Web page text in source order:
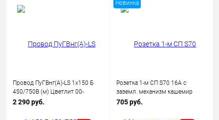
Провод ПуГВнг(А)-LS 1х150 Б
450/750В (м) Цветлит 00-
00130523
2 290 руб.
Новинка
Розетка 1-м СП S70 16А с
заземл. механизм кашемир
Voltum VLS040103
705 руб.